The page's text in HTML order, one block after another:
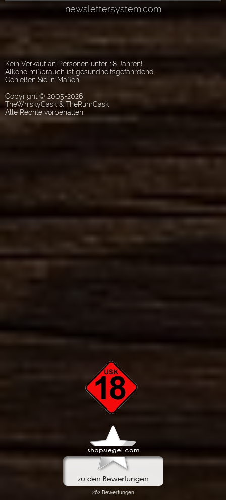
Kein Verkauf an Personen unter 18 Jahren!
Alkoholmißbrauch ist gesundheitsgefährdend.
Genießen Sie in Maßen.
Copyright © 2005-2026
TheWhiskyCask & TheRumCask
Alle Rechte vorbehalten.